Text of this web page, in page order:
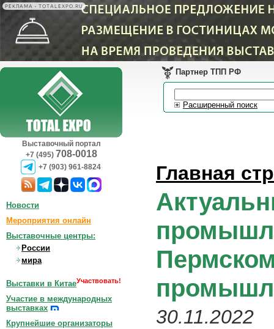
РЕКЛАМА • TOTALEXPO.RU
Выставочный портал
+7 (495) 708-0018
+7 (903) 961-8824
Партнер ТПП РФ
Расширенный поиск
Главная
30.11.2022
Новости
Мероприятия онлайн
Выставочные центры:
России
мира
Выставки в КитаеУчаствовать!
Участие в международных
выставках
Крупнейшие организаторы